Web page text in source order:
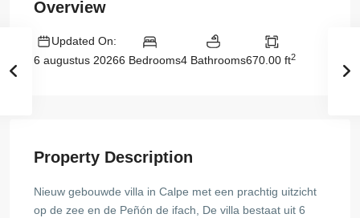
Overview
Updated On:
6 augustus 20266 Bedrooms4 Bathrooms670.00 ft2
Property Description
Nieuw gebouwde villa in Calpe met een prachtig uitzicht
op de zee en de Peñón de ifach, De villa bestaat uit 6